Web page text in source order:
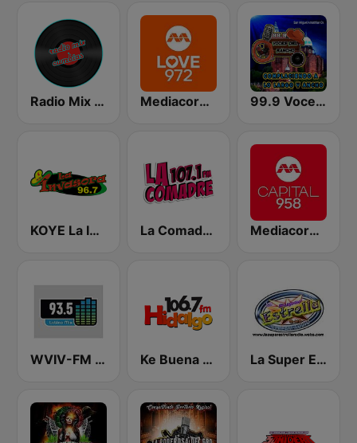
Radio Mix Cumbias Mediacorp LOVE 972 99.9 Voces del Rancho
KOYE La Invasora 96.7 FM La Comadre 107.1 FM | Matamoros Mediacorp CAPITAL 958
WVIV-FM 93.5 Latino Mix Ke Buena 106.7 FM La Super Estrella Sonidera